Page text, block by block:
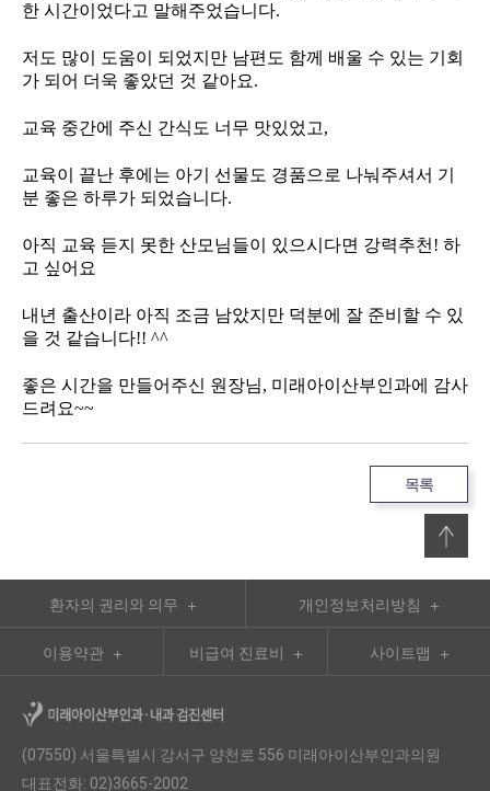
한 시간이었다고 말해주었습니다.
저도 많이 도움이 되었지만 남편도 함께 배울 수 있는 기회
가 되어 더욱 좋았던 것 같아요.
교육 중간에 주신 간식도 너무 맛있었고,
교육이 끝난 후에는 아기 선물도 경품으로 나눠주셔서 기
분 좋은 하루가 되었습니다.
아직 교육 듣지 못한 산모님들이 있으시다면 강력추천! 하
고 싶어요
내년 출산이라 아직 조금 남았지만 덕분에 잘 준비할 수 있
을 것 같습니다!! ^^
좋은 시간을 만들어주신 원장님, 미래아이산부인과에 감사
드려요~~
목록
환자의 권리와 의무 개인정보처리방침
이용약관 비급여 진료비 사이트맵
(07550) 서울특별시 강서구 양천로 556 미래아이산부인과의원
대표전화: 02)3665-2002